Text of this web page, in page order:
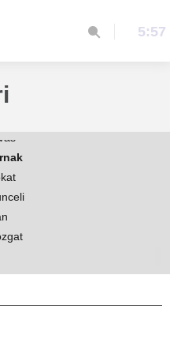
5:57